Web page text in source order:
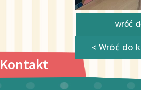
< Wróć do
Kontakt
wróć